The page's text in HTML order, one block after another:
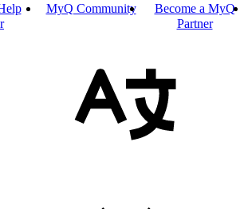
MyQ Community
Become a MyQ
Partner